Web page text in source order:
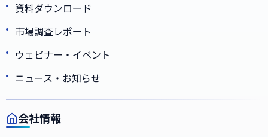
資料ダウンロード
市場調査レポート
ウェビナー・イベント
ニュース・お知らせ
会社情報